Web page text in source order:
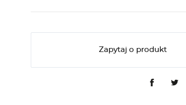
Zapytaj o produkt